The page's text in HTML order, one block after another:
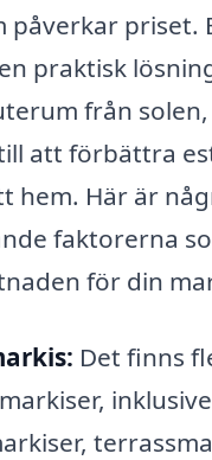
påverkar priset.
praktisk
från
att förbättra
hem. Här är
faktorerna
för din
Det finns
inklusive